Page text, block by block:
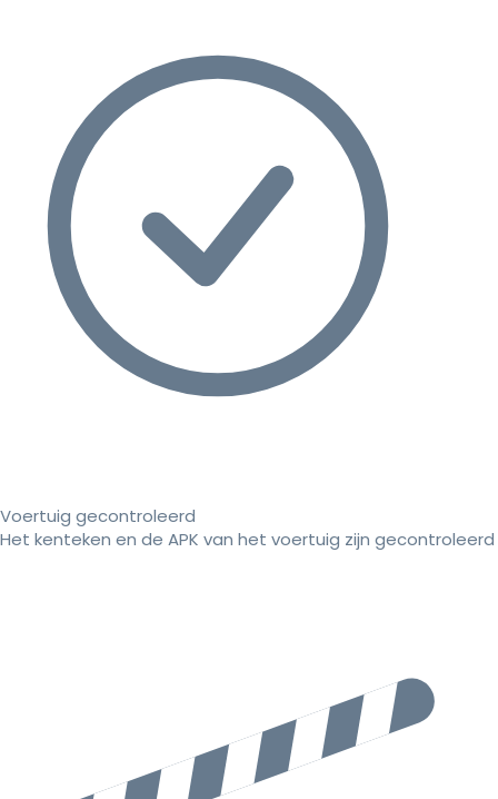
Voertuig gecontroleerd
Het kenteken en de APK van het voertuig zijn gecontroleerd